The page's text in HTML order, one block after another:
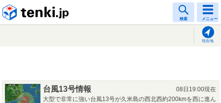
検索 メニュー
現在地
台風13号情報
08日19:00現在
大型で非常に強い台風13号が久米島の西北西約200kmを西に進ん